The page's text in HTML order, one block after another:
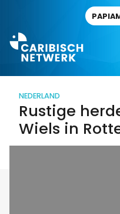
NEDERLAND
Rustige
Wiels in